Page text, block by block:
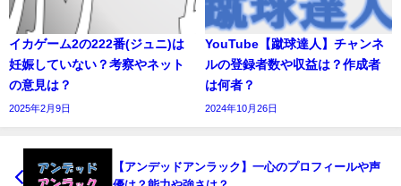
イカゲーム2の222番(ジュニ)は
妊娠していない？考察やネット
の意見は？
2025年2月9日
YouTube【蹴球達人】チャンネ
ルの登録者数や収益は？作成者
は何者？
2024年10月26日
【アンデッドアンラック】一心のプロフィールや声